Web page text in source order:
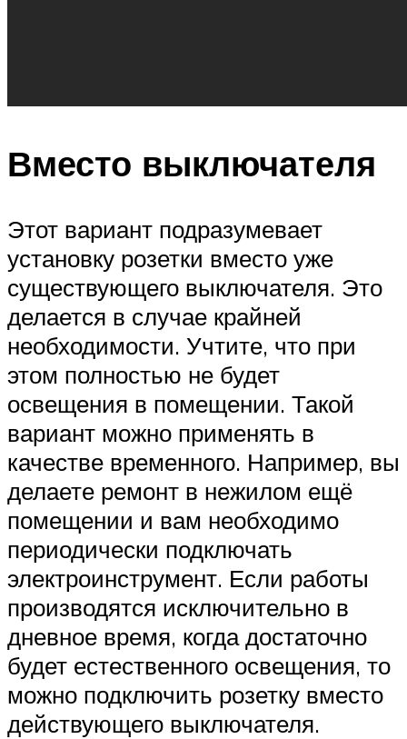
Вместо выключателя
Этот вариант подразумевает
установку розетки вместо уже
существующего выключателя. Это
делается в случае крайней
необходимости. Учтите, что при
этом полностью не будет
освещения в помещении. Такой
вариант можно применять в
качестве временного. Например, вы
делаете ремонт в нежилом ещё
помещении и вам необходимо
периодически подключать
электроинструмент. Если работы
производятся исключительно в
дневное время, когда достаточно
будет естественного освещения, то
можно подключить розетку вместо
действующего выключателя.